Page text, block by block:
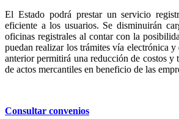
El Estado podrá prestar un servicio
eficiente a los usuarios. Se disminuirán
oficinas registrales al contar con la
puedan realizar los trámites vía electrónica
anterior permitirá una reducción de costos y
de actos mercantiles en beneficio de las
Consultar convenios